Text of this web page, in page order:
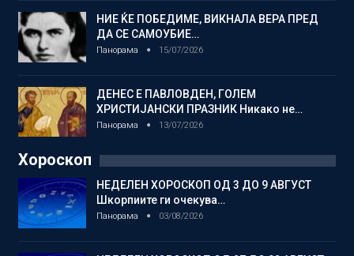
НИЕ ЌЕ ПОБЕДИМЕ, ВИКНАЛА ВЕРА ПРЕД
ДА СЕ САМОУБИЕ…
Панорама 15/07/2026
ДЕНЕС Е ПАВЛОВДЕН, ГОЛЕМ
ХРИСТИЈАНСКИ ПРАЗНИК Никако не…
Панорама 13/07/2026
Хороскоп
НЕДЕЛЕН ХОРОСКОП ОД 3 ДО 9 АВГУСТ
Шкорпиите ги очекува…
Панорама 03/08/2026